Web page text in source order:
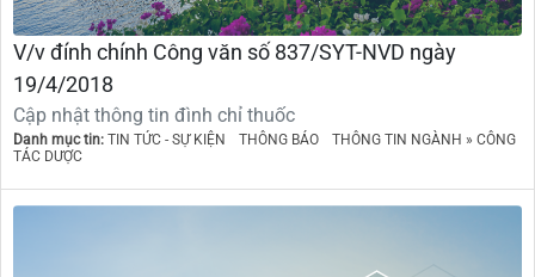
V/v đính chính Công văn số 837/SYT-NVD ngày
19/4/2018
Cập nhật thông tin đình chỉ thuốc
Danh mục tin: TIN TỨC - SỰ KIỆN THÔNG BÁO
THÔNG TIN NGÀNH » CÔNG
TÁC DƯỢC